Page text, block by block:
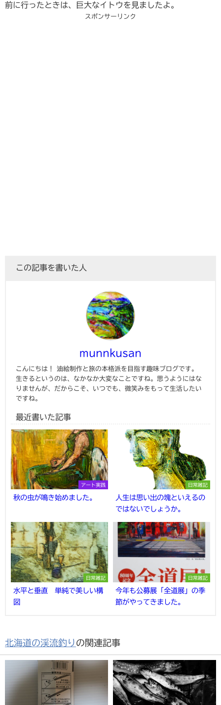
前に行ったときは、巨大なイトウを見ましたよ。
スポンサーリンク
この記事を書いた人
munnkusan
こんにちは！ 油絵制作と旅の本格派を目指す趣味ブログです。
生きるというのは、なかなか大変なことですね。思うようにはな
りませんが、だからこそ、いつでも、微笑みをもって生活したい
ですね。
最近書いた記事
アート実践
秋の虫が鳴き始めました。
日常雑記
人生は思い出の塊といえるの
ではないでしょうか。
日常雑記
水平と垂直 単純で美しい構
図
日常雑記
今年も公募展「全道展」の季
節がやってきました。
北海道の渓流釣り の関連記事